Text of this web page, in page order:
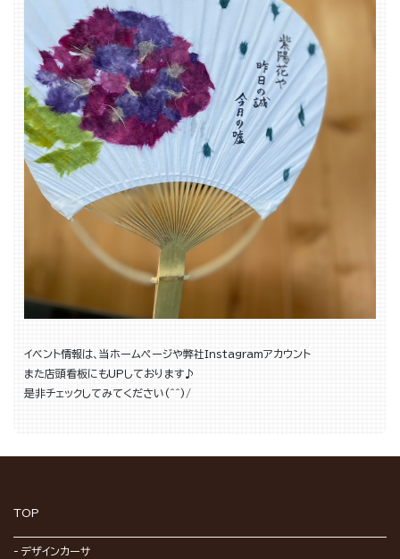
イベント情報は、当ホームページや弊社Instagramアカウント
また店頭看板にもUPしております♪
是非チェックしてみてください(^^)/
TOP
デザインカーサ